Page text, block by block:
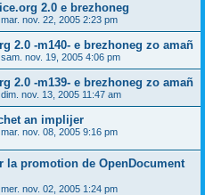
2.0 e brezhoneg
mar. nov. 22, 2005 2:23 pm
2.0 -m140- e brezhoneg zo amañ
sam. nov. 19, 2005 4:06 pm
2.0 -m139- e brezhoneg zo amañ
dim. nov. 13, 2005 11:47 am
an implijer
mar. nov. 08, 2005 9:16 pm
la promotion de OpenDocument
mer. nov. 02, 2005 1:24 pm